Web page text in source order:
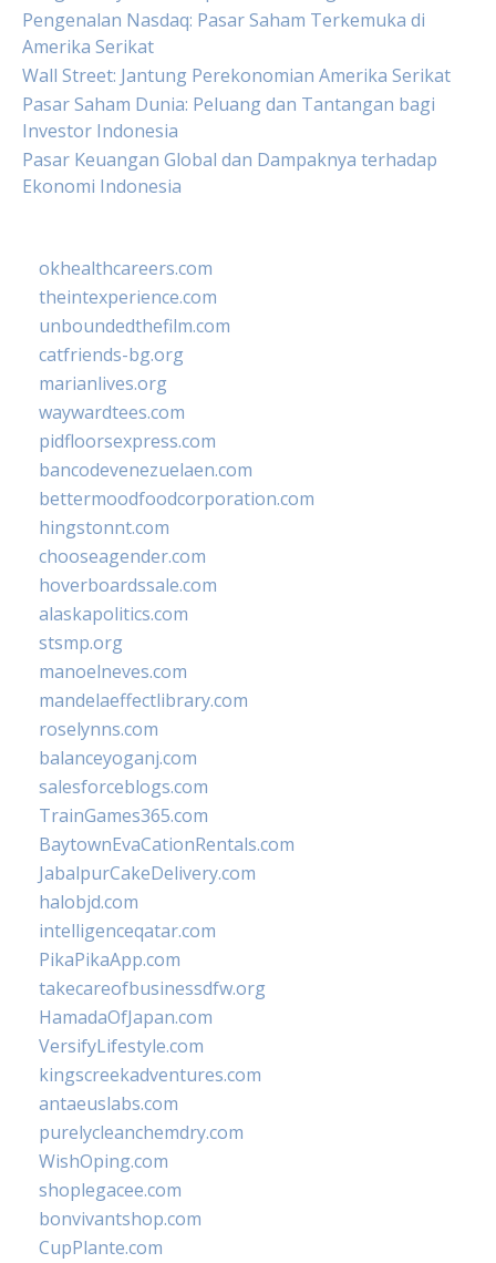
Pengenalan Nasdaq: Pasar Saham Terkemuka di
Amerika Serikat
Wall Street: Jantung Perekonomian Amerika Serikat
Pasar Saham Dunia: Peluang dan Tantangan bagi
Investor Indonesia
Pasar Keuangan Global dan Dampaknya terhadap
Ekonomi Indonesia
okhealthcareers.com
theintexperience.com
unboundedthefilm.com
catfriends-bg.org
marianlives.org
waywardtees.com
pidfloorsexpress.com
bancodevenezuelaen.com
bettermoodfoodcorporation.com
hingstonnt.com
chooseagender.com
hoverboardssale.com
alaskapolitics.com
stsmp.org
manoelneves.com
mandelaeffectlibrary.com
roselynns.com
balanceyoganj.com
salesforceblogs.com
TrainGames365.com
BaytownEvaCationRentals.com
JabalpurCakeDelivery.com
halobjd.com
intelligenceqatar.com
PikaPikaApp.com
takecareofbusinessdfw.org
HamadaOfJapan.com
VersifyLifestyle.com
kingscreekadventures.com
antaeuslabs.com
purelycleanchemdry.com
WishOping.com
shoplegacee.com
bonvivantshop.com
CupPlante.com